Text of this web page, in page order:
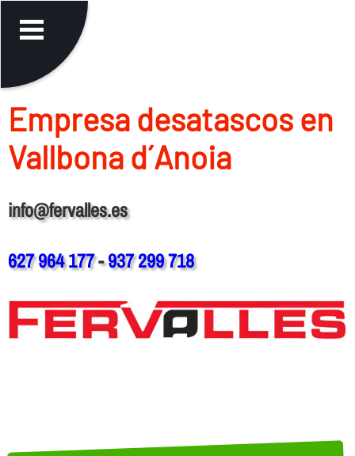
Empresa desatascos en
Vallbona d´Anoia
info@fervalles.es
627 964 177-937 299 718